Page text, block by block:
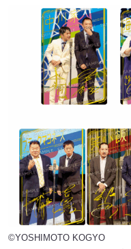
©YOSHIMOTO KOGYO